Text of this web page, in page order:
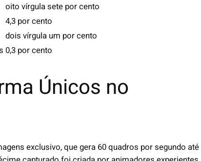
oito vírgula sete por cento
4,3 por cento
dois vírgula um por cento
0,3 por cento
Únicos no
exclusivo, que gera 60 quadros por segundo até